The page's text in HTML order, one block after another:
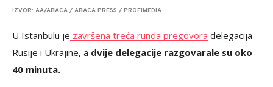
IZVOR: AA/ABACA / ABACA PRESS / PROFIMEDIA
U Istanbulu je završena treća runda pregovora delegacija
Rusije i Ukrajine, a dvije delegacije razgovarale su oko
40 minuta.